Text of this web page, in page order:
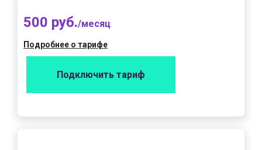
500 руб./месяц
Подробнее о тарифе
Подключить тариф